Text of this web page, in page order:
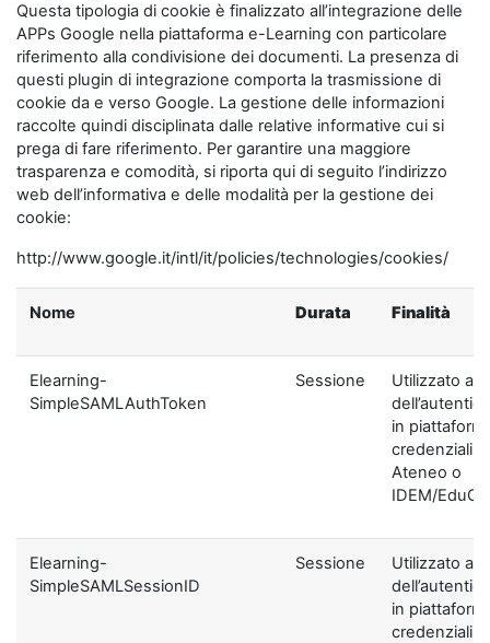
Questa tipologia di cookie è finalizzato all’integrazione delle
APPs Google nella piattaforma e-Learning con particolare
riferimento alla condivisione dei documenti. La presenza di
questi plugin di integrazione comporta la trasmissione di
cookie da e verso Google. La gestione delle informazioni
raccolte quindi disciplinata dalle relative informative cui si
prega di fare riferimento. Per garantire una maggiore
trasparenza e comodità, si riporta qui di seguito l’indirizzo
web dell’informativa e delle modalità per la gestione dei
cookie:
http://www.google.it/intl/it/policies/technologies/cookies/
Nome Durata Finalità
Elearning-
SimpleSAMLAuthToken
Sessione
Utilizzato ai
in
credenziali di
Ateneo o
IDEM/
Elearning-
SimpleSAMLSessionID
Sessione
Utilizzato ai
in
credenziali di